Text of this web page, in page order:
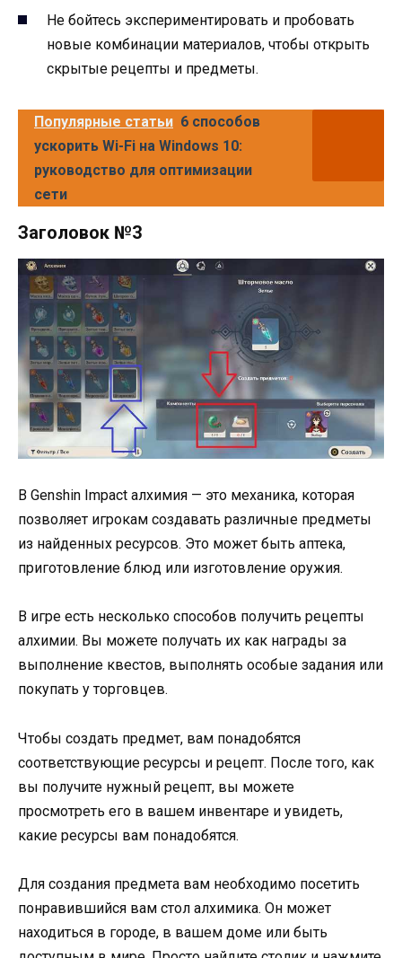
Не бойтесь экспериментировать и пробовать
новые комбинации материалов, чтобы открыть
скрытые рецепты и предметы.
Популярные статьи 6 способов
ускорить Wi-Fi на Windows 10:
руководство для оптимизации
сети
Заголовок №3
В Genshin Impact алхимия — это механика, которая
позволяет игрокам создавать различные предметы
из найденных ресурсов. Это может быть аптека,
приготовление блюд или изготовление оружия.
В игре есть несколько способов получить рецепты
алхимии. Вы можете получать их как награды за
выполнение квестов, выполнять особые задания или
покупать у торговцев.
Чтобы создать предмет, вам понадобятся
соответствующие ресурсы и рецепт. После того, как
вы получите нужный рецепт, вы можете
просмотреть его в вашем инвентаре и увидеть,
какие ресурсы вам понадобятся.
Для создания предмета вам необходимо посетить
понравившийся вам стол алхимика. Он может
находиться в городе, в вашем доме или быть